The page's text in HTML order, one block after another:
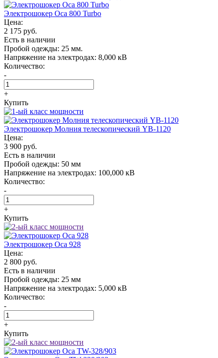
Электрошокер Oса 800 Turbo
Цена:
2 175 руб.
Есть в наличии
Пробой одежды: 25 мм.
Напряжение на электродах: 8,000 кВ
Количество:
-
+
Купить
Электрошокер Молния телескопический YB-1120
Цена:
3 900 руб.
Есть в наличии
Пробой одежды: 50 мм
Напряжение на электродах: 100,000 кВ
Количество:
-
+
Купить
Электрошокер Oса 928
Цена:
2 800 руб.
Есть в наличии
Пробой одежды: 25 мм
Напряжение на электродах: 5,000 кВ
Количество:
-
+
Купить